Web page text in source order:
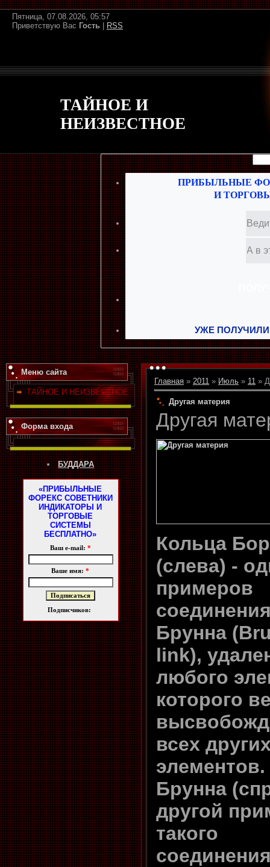
Пятница, 07.08.2026, 05:57
Приветствую Вас Гость RSS
ТАЙНОЕ И
НЕИЗВЕСТНОЕ
ПРИБЫЛЬНЫЕ
И
УЖЕ
Меню сайта
ТАЙНОЕ И НЕИЗВЕСТНОЕ
Форма входа
БУДДАРА
«ПРИБЫЛЬНЫЕ
ФОРЕКС СОВЕТНИКИ
ИНДИКАТОРЫ И
ТОРГОВЫЕ
СИСТЕМЫ
БЕСПЛАТНО»
Ваш e-mail: *
Ваше имя:*
Подписчиков:
Главная » 2011 » Июль » 11 »
Другая материя
Другая
Кольца
(слева) -
примеров
Брунна
link),
любого
которого
всех
Брунна
другой
такого